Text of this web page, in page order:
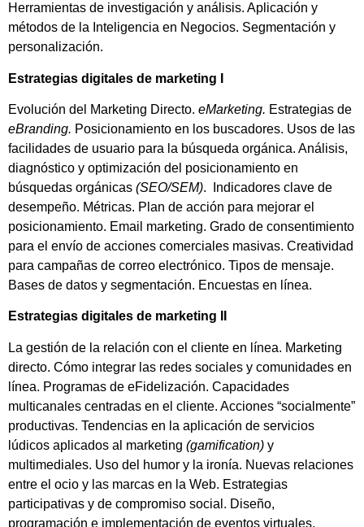
Herramientas de investigación y análisis. Aplicación y
métodos de la Inteligencia en Negocios. Segmentación y
personalización.
Estrategias digitales de marketing I
Evolución del Marketing Directo. eMarketing. Estrategias de
eBranding. Posicionamiento en los buscadores. Usos de las
facilidades de usuario para la búsqueda orgánica. Análisis,
diagnóstico y optimización del posicionamiento en
búsquedas orgánicas (SEO/SEM). Indicadores clave de
desempeño. Métricas. Plan de acción para mejorar el
posicionamiento. Email marketing. Grado de consentimiento
para el envío de acciones comerciales masivas. Creatividad
para campañas de correo electrónico. Tipos de mensaje.
Bases de datos y segmentación. Encuestas en línea.
Estrategias digitales de marketing II
La gestión de la relación con el cliente en línea. Marketing
directo. Cómo integrar las redes sociales y comunidades en
línea. Programas de eFidelización. Capacidades
multicanales centradas en el cliente. Acciones “socialmente”
productivas. Tendencias en la aplicación de servicios
lúdicos aplicados al marketing (gamification) y
multimediales. Uso del humor y la ironía. Nuevas relaciones
entre el ocio y las marcas en la Web. Estrategias
participativas y de compromiso social. Diseño,
programación e implementación de eventos virtuales.